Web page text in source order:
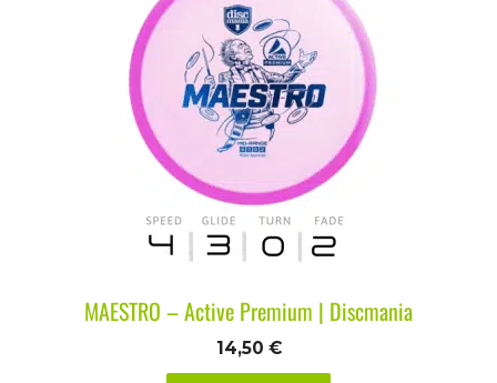
MAESTRO – Active Premium | Discmania
14,50 €